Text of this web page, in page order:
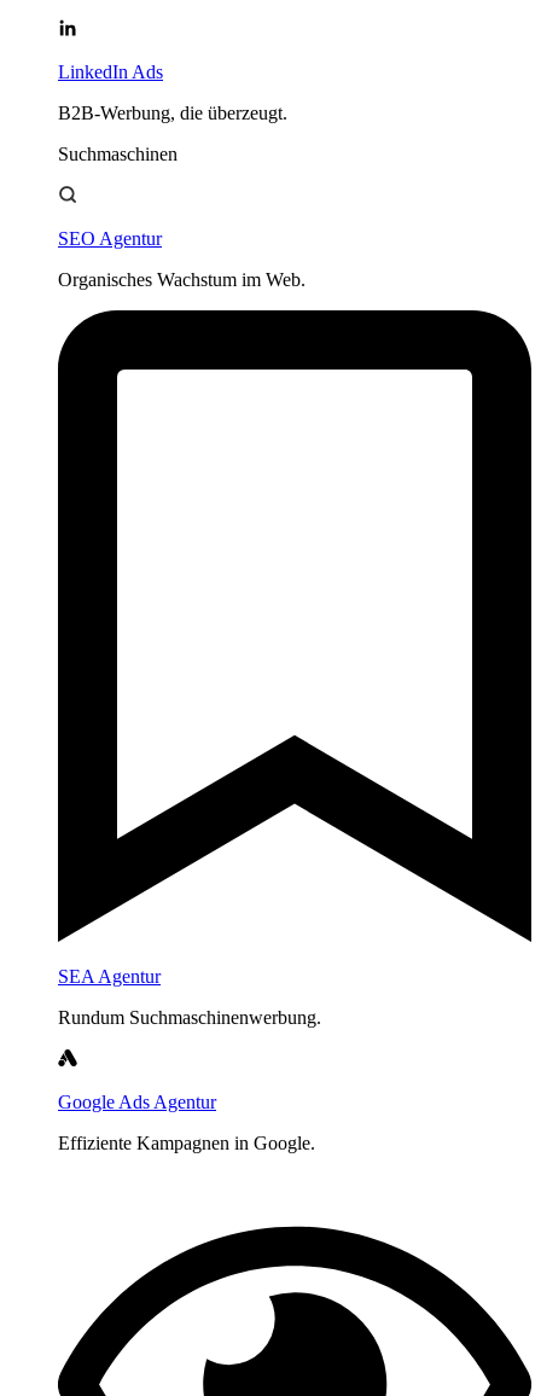
LinkedIn Ads
B2B-Werbung, die überzeugt.
Suchmaschinen
SEO Agentur
Organisches Wachstum im Web.
SEA Agentur
Rundum Suchmaschinenwerbung.
Google Ads Agentur
Effiziente Kampagnen in Google.